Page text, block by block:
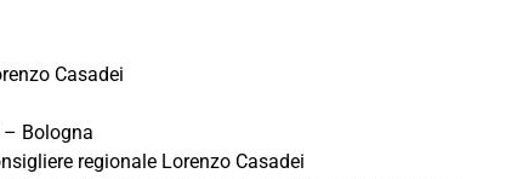
Casadei
– Bologna
regionale Lorenzo Casadei